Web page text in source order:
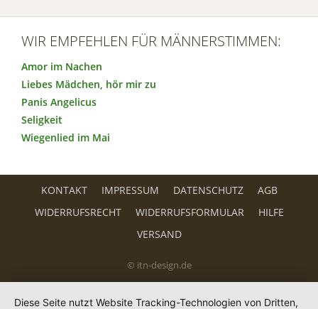
WIR EMPFEHLEN FÜR MÄNNERSTIMMEN:
Amor im Nachen
Liebes Mädchen, hör mir zu
Panis Angelicus
Seligkeit
Wiegenlied im Mai
KONTAKT IMPRESSUM DATENSCHUTZ
AGB
WIDERRUFSRECHT
WIDERRUFSFORMULAR
HILFE
VERSAND
© itn-design.de
Diese Seite nutzt Website Tracking-Technologien von Dritten,